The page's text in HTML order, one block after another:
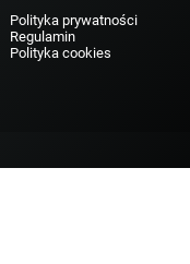
Polityka prywatności
Regulamin
Polityka cookies